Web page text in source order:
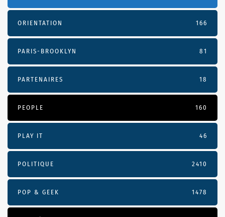
ORIENTATION 166
PARIS-BROOKLYN 81
PARTENAIRES 18
PEOPLE 160
PLAY IT 46
POLITIQUE 2410
POP & GEEK 1478